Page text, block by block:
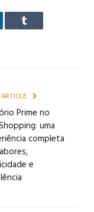
Tumblr
Prime no
uma
completa
e